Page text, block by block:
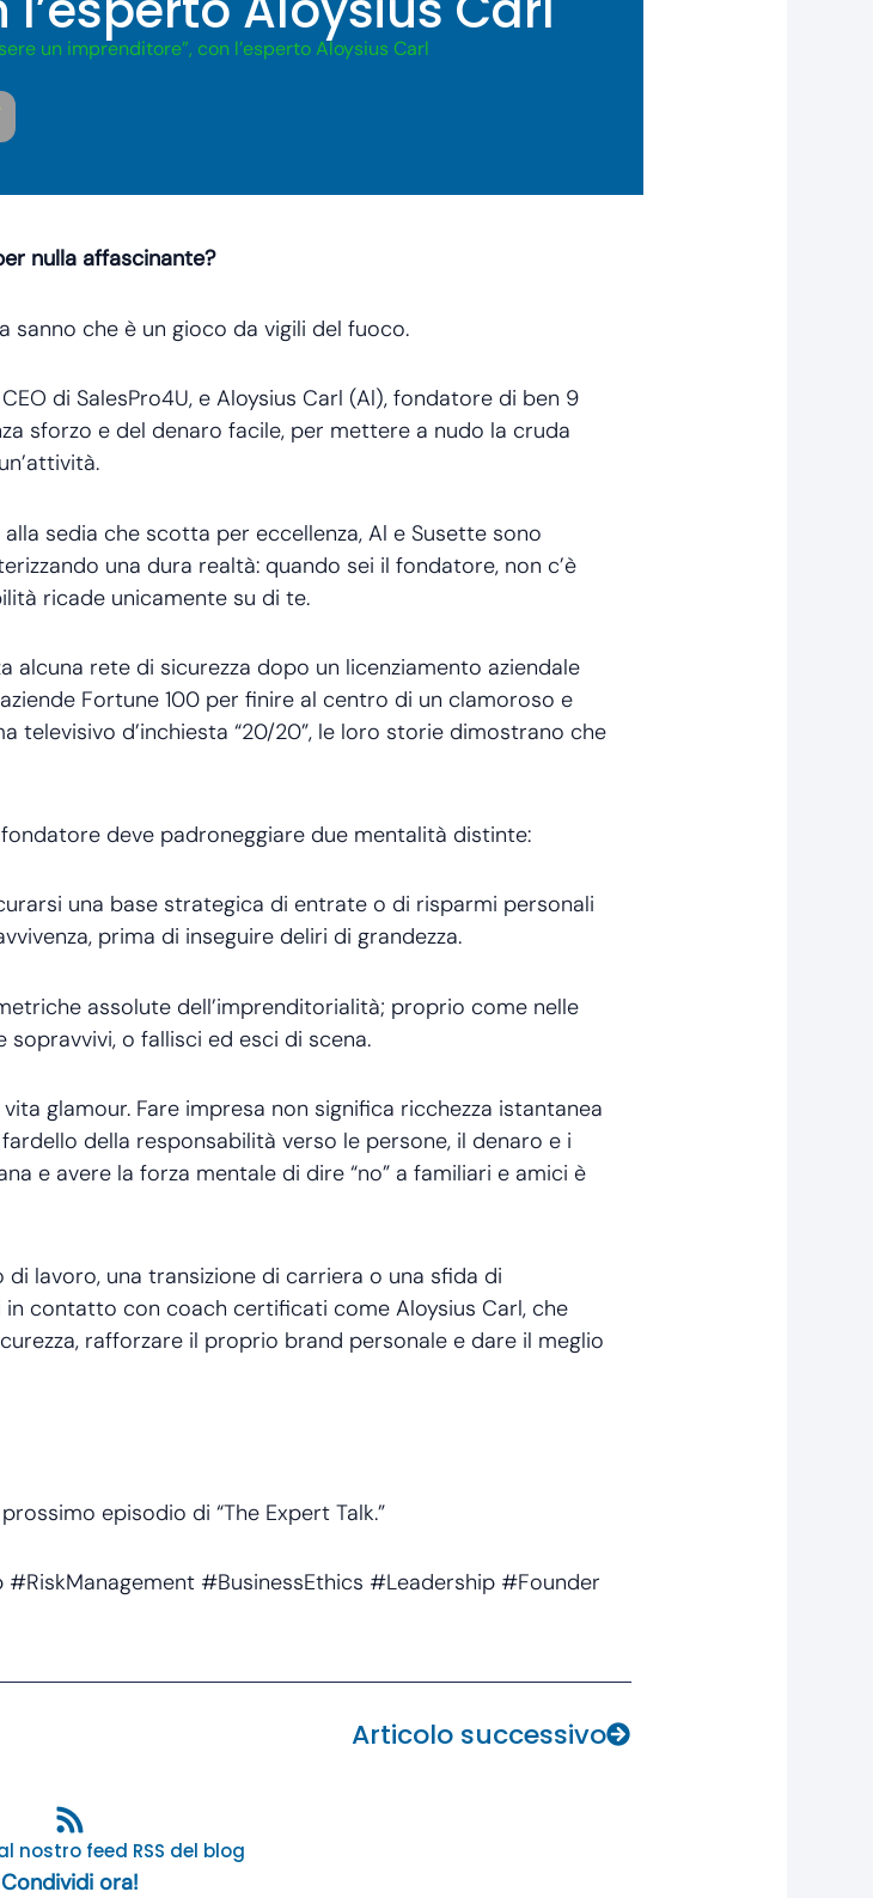
un imprenditore”, con l’esperto Aloysius Carl
nulla affascinante?
sanno che è un gioco da vigili del fuoco.
di SalesPro4U, e Aloysius Carl (Al), fondatore di ben 9
sforzo e del denaro facile, per mettere a nudo la cruda
sedia che scotta per eccellenza, Al e Susette sono
una dura realtà: quando sei il fondatore, non c’è
ricade unicamente su di te.
alcuna rete di sicurezza dopo un licenziamento aziendale
Fortune 100 per finire al centro di un clamoroso e
televisivo d’inchiesta “20/20”, le loro storie dimostrano che
deve padroneggiare due mentalità distinte:
una base strategica di entrate o di risparmi personali
prima di inseguire deliri di grandezza.
assolute dell’imprenditorialità; proprio come nelle
o fallisci ed esci di scena.
glamour. Fare impresa non significa ricchezza istantanea
della responsabilità verso le persone, il denaro e i
e avere la forza mentale di dire “no” a familiari e amici è
lavoro, una transizione di carriera o una sfida di
contatto con coach certificati come Aloysius Carl, che
rafforzare il proprio brand personale e dare il meglio
episodio di “The Expert Talk.”
#BusinessEthics #Leadership #Founder
Articolo successivo
nostro feed RSS del blog
Condividi ora!